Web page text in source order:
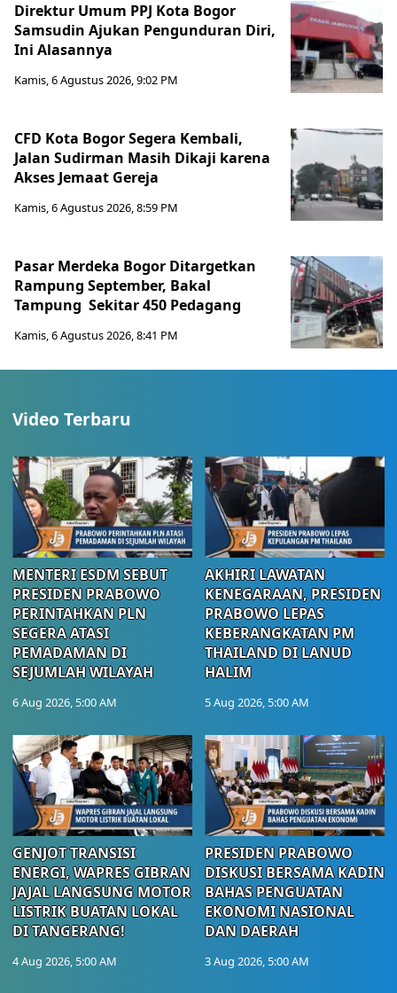
Direktur Umum PPJ Kota Bogor
Samsudin Ajukan Pengunduran Diri,
Ini Alasannya
Kamis, 6 Agustus 2026, 9:02 PM
CFD Kota Bogor Segera Kembali,
Jalan Sudirman Masih Dikaji karena
Akses Jemaat Gereja
Kamis, 6 Agustus 2026, 8:59 PM
Pasar Merdeka Bogor Ditargetkan
Rampung September, Bakal
Tampung Sekitar 450 Pedagang
Kamis, 6 Agustus 2026, 8:41 PM
Video Terbaru
MENTERI ESDM SEBUT
PRESIDEN PRABOWO
PERINTAHKAN PLN
SEGERA ATASI
PEMADAMAN DI
SEJUMLAH WILAYAH
6 Aug 2026, 5:00 AM
AKHIRI LAWATAN
KENEGARAAN, PRESIDEN
PRABOWO LEPAS
KEBERANGKATAN PM
THAILAND DI LANUD
HALIM
5 Aug 2026, 5:00 AM
GENJOT TRANSISI
ENERGI, WAPRES GIBRAN
JAJAL LANGSUNG MOTOR
LISTRIK BUATAN LOKAL
DI TANGERANG!
4 Aug 2026, 5:00 AM
PRESIDEN PRABOWO
DISKUSI BERSAMA KADIN
BAHAS PENGUATAN
EKONOMI NASIONAL
DAN DAERAH
3 Aug 2026, 5:00 AM